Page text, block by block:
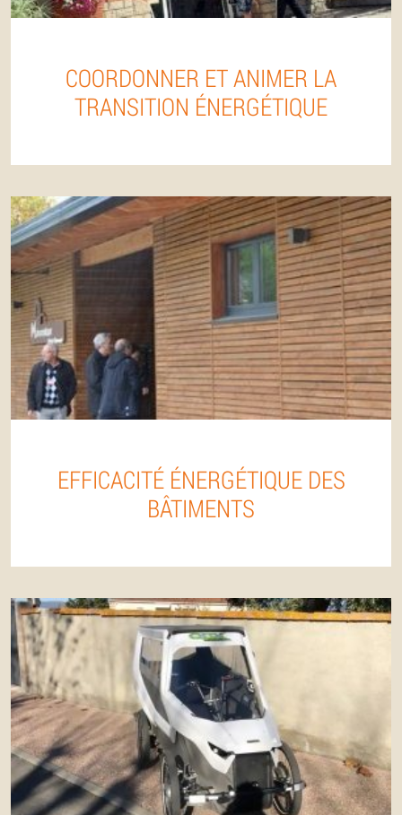
COORDONNER ET ANIMER LA
TRANSITION ÉNERGÉTIQUE
EFFICACITÉ ÉNERGÉTIQUE DES
BÂTIMENTS